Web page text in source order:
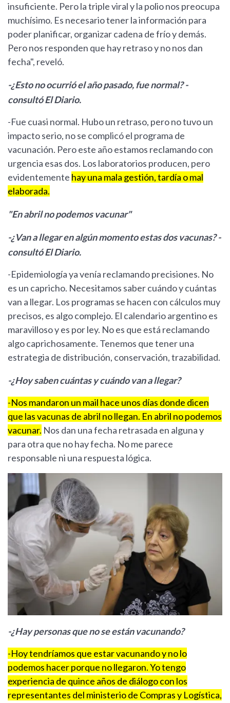
insuficiente. Pero la triple viral y la polio nos preocupa
muchísimo. Es necesario tener la información para
poder planificar, organizar cadena de frío y demás.
Pero nos responden que hay retraso y no nos dan
fecha", reveló.
-¿Esto no ocurrió el año pasado, fue normal? -
consultó El Diario.
-Fue cuasi normal. Hubo un retraso, pero no tuvo un
impacto serio, no se complicó el programa de
vacunación. Pero este año estamos reclamando con
urgencia esas dos. Los laboratorios producen, pero
evidentemente hay una mala gestión, tardía o mal
elaborada.
"En abril no podemos vacunar"
-¿Van a llegar en algún momento estas dos vacunas? -
consultó El Diario.
-Epidemiología ya venía reclamando precisiones. No
es un capricho. Necesitamos saber cuándo y cuántas
van a llegar. Los programas se hacen con cálculos muy
precisos, es algo complejo. El calendario argentino es
maravilloso y es por ley. No es que está reclamando
algo caprichosamente. Tenemos que tener una
estrategia de distribución, conservación, trazabilidad.
-¿Hoy saben cuántas y cuándo van a llegar?
-Nos mandaron un mail hace unos días donde dicen
que las vacunas de abril no llegan. En abril no podemos
vacunar. Nos dan una fecha retrasada en alguna y
para otra que no hay fecha. No me parece
responsable ni una respuesta lógica.
-¿Hay personas que no se están vacunando?
-Hoy tendríamos que estar vacunando y no lo
podemos hacer porque no llegaron.Yo tengo
experiencia de quince años de diálogo con los
representantes del ministerio de Compras y Logística,